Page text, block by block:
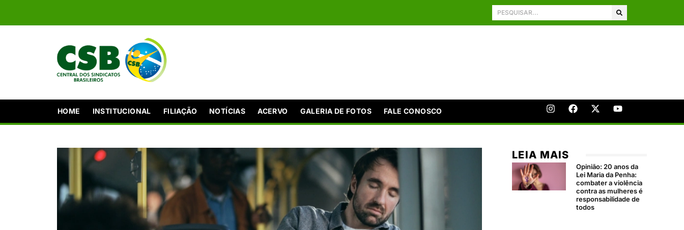
HOME INSTITUCIONAL FILIAÇÃO NOTÍCIAS ACERVO GALERIA DE FOTOS FALE CONOSCO
LEIA MAIS
Opinião: 20 anos da
Lei Maria da Penha:
combater a violência
contra as mulheres é
responsabilidade de
todos